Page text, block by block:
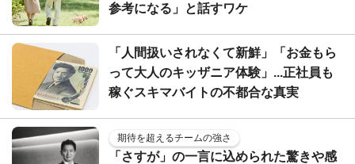
参考になる」と話すワケ
「人間扱いされなくて新鮮」「お金もら
って大人のキッザニア体験」...正社員も
稼ぐスキマバイトの不都合な真実
期待を超えるチームの強さ
「さすが」の一言に込められた驚きや感